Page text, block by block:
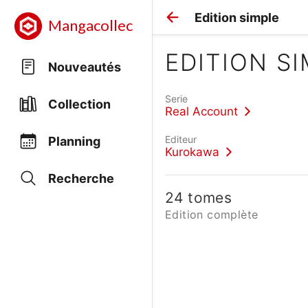
Mangacollec
Nouveautés
Collection
Planning
Recherche
Edition simple
EDITION
Serie
Real Account
Editeur
Kurokawa
24 tomes
Edition complète